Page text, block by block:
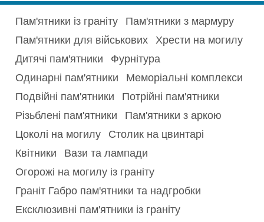
Пам'ятники із граніту
Пам'ятники з мармуру
Пам'ятники для військових
Хрести на могилу
Дитячі пам'ятники
Фурнітура
Одинарні пам'ятники
Меморіальні комплекси
Подвійні пам'ятники
Потрійні пам'ятники
Різьблені пам'ятники
Пам'ятники з аркою
Цоколі на могилу
Столик на цвинтарі
Квітники
Вази та лампади
Огорожі на могилу із граніту
Граніт Габро пам'ятники та надгробки
Ексклюзивні пам'ятники із граніту